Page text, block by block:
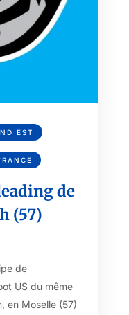
EST
de
(57)
de
US du même
en Moselle (57)